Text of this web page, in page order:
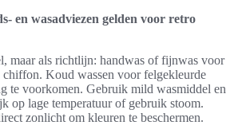
en wasadviezen gelden voor retro
maar als richtlijn: handwas of fijnwas voor
chiffon. Koud wassen voor felgekleurde
te voorkomen. Gebruik mild wasmiddel en
op lage temperatuur of gebruik stoom.
zonlicht om kleuren te beschermen.